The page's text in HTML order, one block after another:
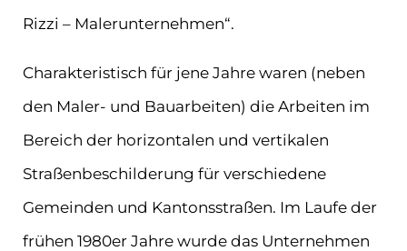
Rizzi – Malerunternehmen“.
Charakteristisch für jene Jahre waren (neben
den Maler- und Bauarbeiten) die Arbeiten im
Bereich der horizontalen und vertikalen
Straßenbeschilderung für verschiedene
Gemeinden und Kantonsstraßen. Im Laufe der
frühen 1980er Jahre wurde das Unternehmen